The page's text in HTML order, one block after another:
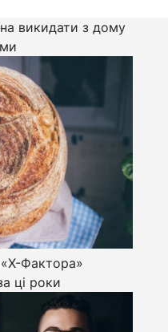
викидати з дому
Фактора»
ці роки